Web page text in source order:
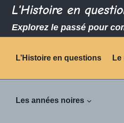
L'Histoire en
Explorez le passé pour
L’Histoire en questions
Les années noires